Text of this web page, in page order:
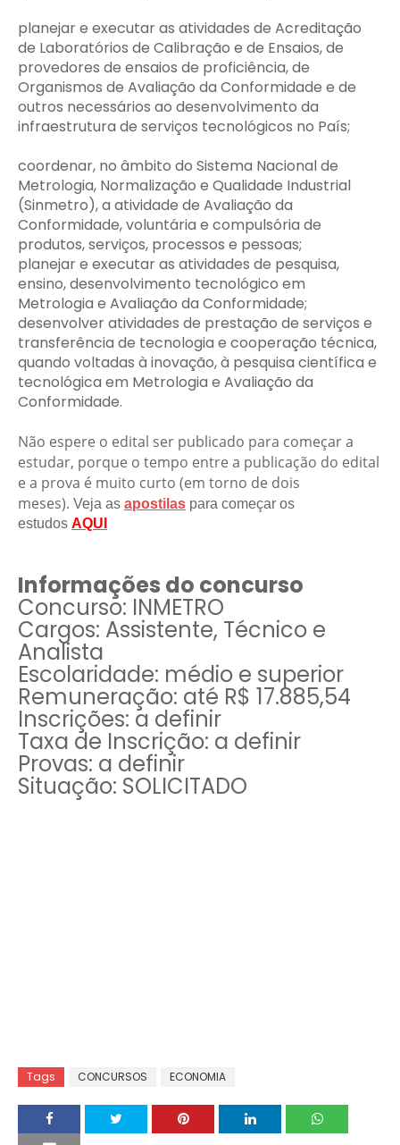
planejar e executar as atividades de Acreditação
de Laboratórios de Calibração e de Ensaios, de
provedores de ensaios de proficiência, de
Organismos de Avaliação da Conformidade e de
outros necessários ao desenvolvimento da
infraestrutura de serviços tecnológicos no País;
coordenar, no âmbito do Sistema Nacional de
Metrologia, Normalização e Qualidade Industrial
(Sinmetro), a atividade de Avaliação da
Conformidade, voluntária e compulsória de
produtos, serviços, processos e pessoas;
planejar e executar as atividades de pesquisa,
ensino, desenvolvimento tecnológico em
Metrologia e Avaliação da Conformidade;
desenvolver atividades de prestação de serviços e
transferência de tecnologia e cooperação técnica,
quando voltadas à inovação, à pesquisa científica e
tecnológica em Metrologia e Avaliação da
Conformidade.
Não espere o edital ser publicado para começar a
estudar, porque o tempo entre a publicação do edital
e a prova é muito curto (em torno de dois
meses). Veja as apostilas para começar os
estudos AQUI
Informações do concurso
Concurso: INMETRO
Cargos: Assistente, Técnico e
Analista
Escolaridade: médio e superior
Remuneração: até R$ 17.885,54
Inscrições: a definir
Taxa de Inscrição: a definir
Provas: a definir
Situação: SOLICITADO
Tags CONCURSOS ECONOMIA